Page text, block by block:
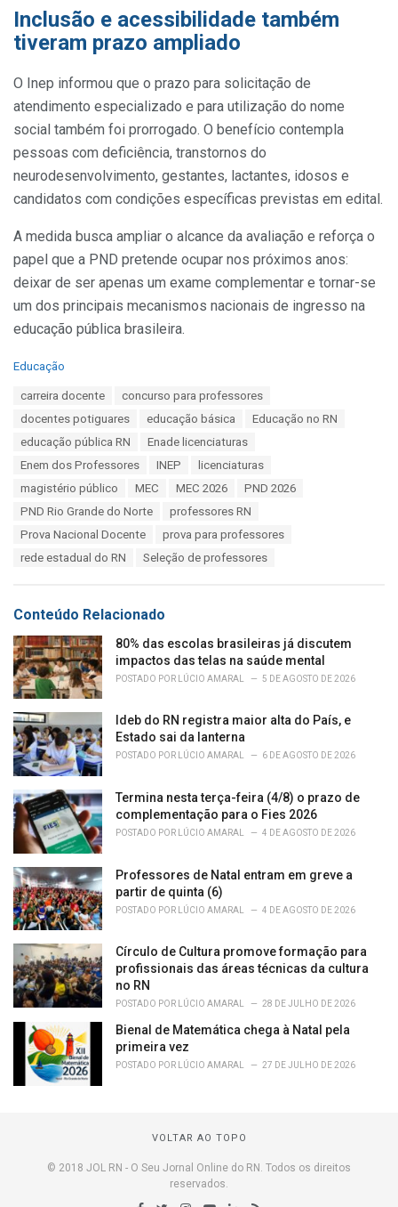
Inclusão e acessibilidade também
tiveram prazo ampliado
O Inep informou que o prazo para solicitação de
atendimento especializado e para utilização do nome
social também foi prorrogado. O benefício contempla
pessoas com deficiência, transtornos do
neurodesenvolvimento, gestantes, lactantes, idosos e
candidatos com condições específicas previstas em edital.
A medida busca ampliar o alcance da avaliação e reforça o
papel que a PND pretende ocupar nos próximos anos:
deixar de ser apenas um exame complementar e tornar-se
um dos principais mecanismos nacionais de ingresso na
educação pública brasileira.
C
Educação
carreira docente
concurso para professores
docentes potiguares
educação básica
Educação no RN
educação pública RN
Enade licenciaturas
Enem dos Professores
INEP
licenciaturas
magistério público
MEC MEC 2026
PND 2026
PND Rio Grande do Norte
professores RN
Prova Nacional Docente
prova para professores
rede estadual do RN
Seleção de professores
Conteúdo Relacionado
80% das escolas brasileiras já discutem
impactos das telas na saúde mental
POSTADO POR LÚCIO AMARAL 5 DE AGOSTO DE 2026
Ideb do RN registra maior alta do País, e
Estado sai da lanterna
POSTADO POR LÚCIO AMARAL 6 DE AGOSTO DE 2026
Termina nesta terça-feira (4/8) o prazo de
complementação para o Fies 2026
POSTADO POR LÚCIO AMARAL 4 DE AGOSTO DE 2026
Professores de Natal entram em greve a
partir de quinta (6)
POSTADO POR LÚCIO AMARAL 4 DE AGOSTO DE 2026
Círculo de Cultura promove formação para
profissionais das áreas técnicas da cultura
no RN
POSTADO POR LÚCIO AMARAL 28 DE JULHO DE 2026
Bienal de Matemática chega à Natal pela
primeira vez
POSTADO POR LÚCIO AMARAL 27 DE JULHO DE 2026
VOLTAR AO TOPO
© 2018 JOL RN - O Seu Jornal Online do RN. Todos os direitos
reservados.